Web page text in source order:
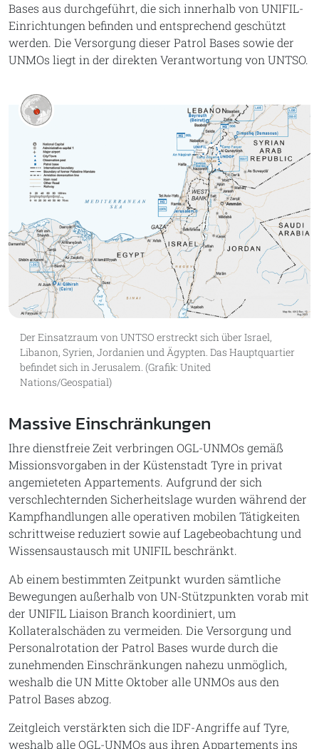
Bases aus durchgeführt, die sich innerhalb von UNIFIL-
Einrichtungen befinden und entsprechend geschützt
werden. Die Versorgung dieser Patrol Bases sowie der
UNMOs liegt in der direkten Verantwortung von UNTSO.
Der Einsatzraum von UNTSO erstreckt sich über Israel,
Libanon, Syrien, Jordanien und Ägypten. Das Hauptquartier
befindet sich in Jerusalem. (Grafik: United
Nations/Geospatial)
Massive Einschränkungen
Ihre dienstfreie Zeit verbringen OGL-UNMOs gemäß
Missionsvorgaben in der Küstenstadt Tyre in privat
angemieteten Appartements. Aufgrund der sich
verschlechternden Sicherheitslage wurden während der
Kampfhandlungen alle operativen mobilen Tätigkeiten
schrittweise reduziert sowie auf Lagebeobachtung und
Wissensaustausch mit UNIFIL beschränkt.
Ab einem bestimmten Zeitpunkt wurden sämtliche
Bewegungen außerhalb von UN-Stützpunkten vorab mit
der UNIFIL Liaison Branch koordiniert, um
Kollateralschäden zu vermeiden. Die Versorgung und
Personalrotation der Patrol Bases wurde durch die
zunehmenden Einschränkungen nahezu unmöglich,
weshalb die UN Mitte Oktober alle UNMOs aus den
Patrol Bases abzog.
Zeitgleich verstärkten sich die IDF-Angriffe auf Tyre,
weshalb alle OGL-UNMOs aus ihren Appartements ins